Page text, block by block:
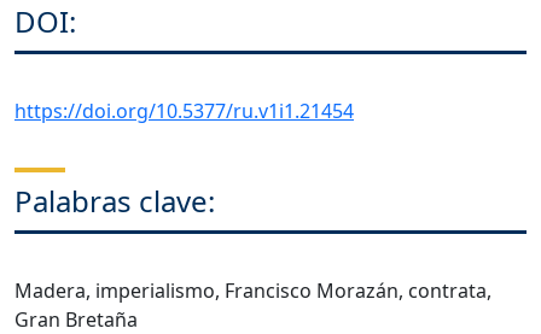
DOI:
https://doi.org/10.5377/ru.v1i1.21454
Palabras clave:
Madera, imperialismo, Francisco Morazán, contrata,
Gran Bretaña